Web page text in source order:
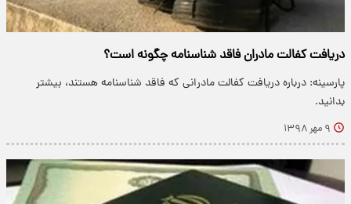
دریافت کفالت مادران فاقد شناسنامه چگونه است؟
پارسینه: درباره دریافت کفالت مادرانی که فاقد شناسنامه هستند، بیشتر
بدانید.
۹ مهر ۱۳۹۸